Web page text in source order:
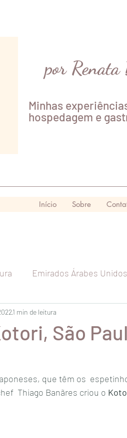
por Renata
Minhas
hospedagem e
Início Sobre
Emirados Árabes Unidos
Índia
Bélgica França
São
1 min de leitura
que têm os
Thiago Banãres criou o